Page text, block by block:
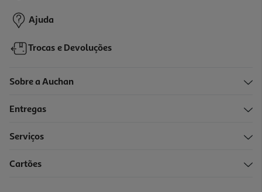
Ajuda
Trocas e Devoluções
Sobre a Auchan
Entregas
Serviços
Cartões